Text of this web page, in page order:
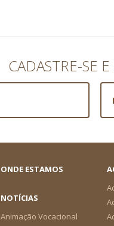
CADASTRE-SE
ONDE ESTAMOS
NOTÍCIAS
Animação Vocacional